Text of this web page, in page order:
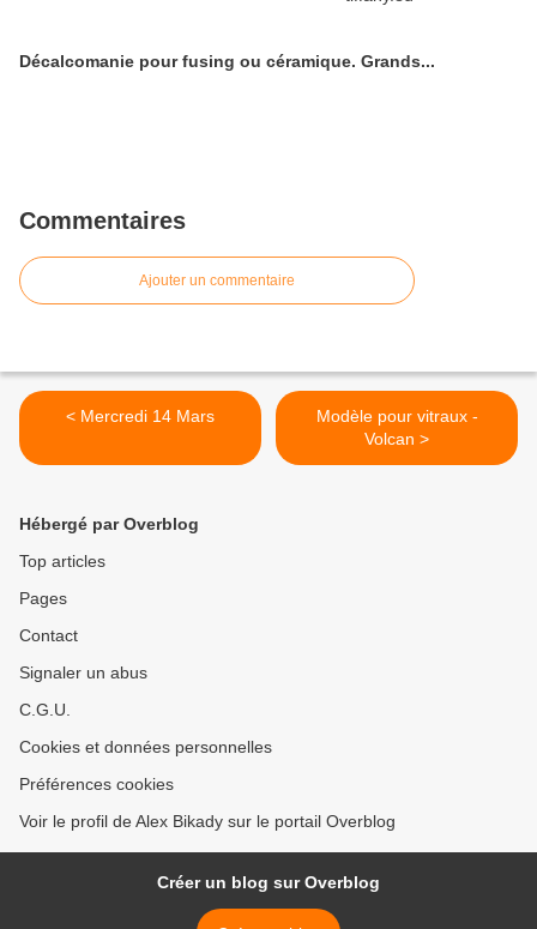
Décalcomanie pour fusing ou céramique. Grands...
Commentaires
Ajouter un commentaire
< Mercredi 14 Mars
Modèle pour vitraux -
Volcan >
Hébergé par Overblog
Top articles
Pages
Contact
Signaler un abus
C.G.U.
Cookies et données personnelles
Préférences cookies
Voir le profil de Alex Bikady sur le portail Overblog
Créer un blog sur Overblog